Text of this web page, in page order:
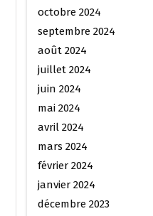
octobre 2024
septembre 2024
août 2024
juillet 2024
juin 2024
mai 2024
avril 2024
mars 2024
février 2024
janvier 2024
décembre 2023